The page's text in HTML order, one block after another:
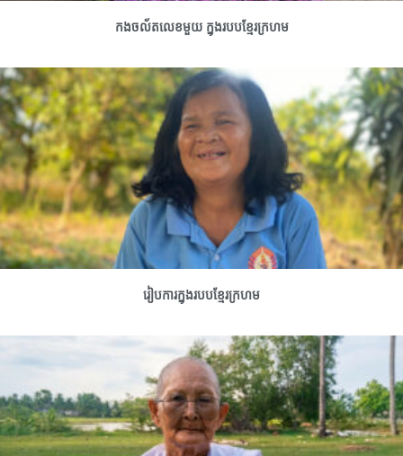
កងចល័តលេខមួយ ក្នុងរបបខ្មែរក្រហម
រៀបការក្នុងរបបខ្មែរក្រហម